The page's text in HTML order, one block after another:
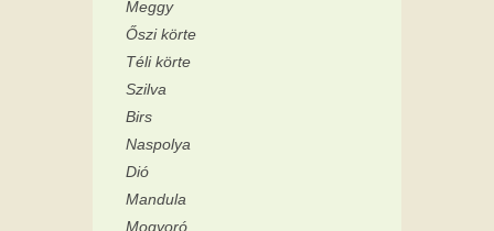
Meggy
Őszi körte
Téli körte
Szilva
Birs
Naspolya
Dió
Mandula
Mogyoró